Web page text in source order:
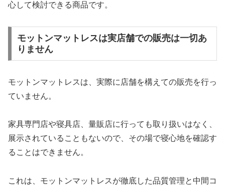
心して検討できる商品です。
モットンマットレスは実店舗での販売は一切あ
りません
モットンマットレスは、実際に店舗を構えての販売を行っ
ていません。
家具専門店や寝具店、量販店に行っても取り扱いはなく、
展示されていることもないので、その場で寝心地を確認す
ることはできません。
これは、モットンマットレスが徹底した品質管理と中間コ